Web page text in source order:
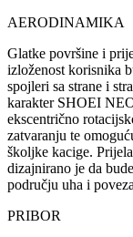
AERODINAMIKA
Glatke površine i
izloženost korisnika
spojleri sa strane i
karakter SHOEI
ekscentrično
zatvaranju te
školjke kacige.
dizajnirano je da
području uha i
PRIBOR